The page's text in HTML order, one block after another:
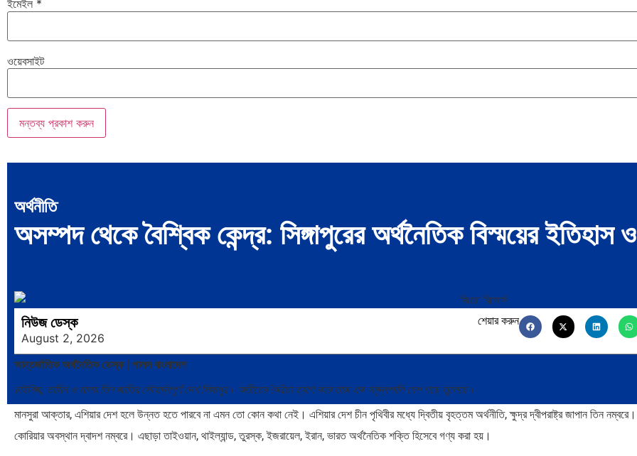
ইমেইল *
ওয়েবসাইট
অর্থনীতি
অসম্পদ থেকে বৈশ্বিক কেন্দ্র: সিঙ্গাপুরের অর্থনৈতিক বিস্ময়ের
নিউজ ডেস্ক
August 2, 2026
শেয়ার করুন
আন্তর্জাতিক অর্থনৈতিক ডেস্ক | পালস বাংলাদেশ
চাইনিজ, তামিল ও মালয় তিন জাতির সৌহার্দ্যপূর্ণ দেশ সিঙ্গাপুর। অতীতের বৈরিতা ত্যাগ করে তারা এক সমৃদ্ধশালি দেশ গড়ে তুলেছে।
মানসুরা আক্তার, এশিয়ার দেশ হলে উন্নত হতে পারবে না এমন তো কোন কথা নেই। এশিয়ার দেশ চীন পৃথিবীর মধ্যে দ্বিতীয় বৃহত্তম অর্থনীতি, ক্ষুদ্র দ্বীপরাষ্ট্র জাপান তিন
কোরিয়ার অবস্থান দ্বাদশ নম্বরে। এছাড়া তাইওয়ান, থাইল্যান্ড, তুরস্ক, ইজরায়েল, ইরান, ভারত অর্থনৈতিক শক্তি হিসেবে গণ্য করা হয়।